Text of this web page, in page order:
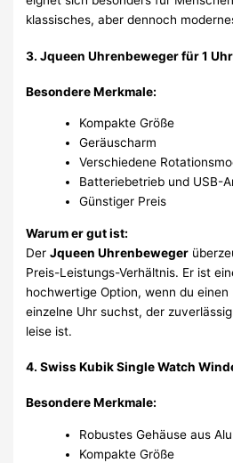
klassisches, aber dennoch
3. Jqueen Uhrenbeweger für 1 Uhr
Besondere Merkmale:
Kompakte Größe
Geräuscharm
Verschiedene
Batteriebetrieb und USB-
Günstiger Preis
Warum er gut ist:
DerJqueen Uhrenbeweger
Preis-Leistungs-Verhältnis. Er ist
hochwertige Option, wenn du
einzelne Uhr suchst, der
leise ist.
4. Swiss Kubik Single Watch
Besondere Merkmale:
Robustes Gehäuse aus
Kompakte Größe